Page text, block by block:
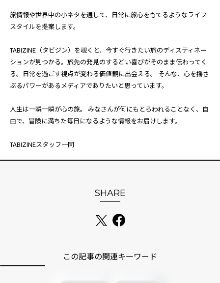
旅情報や世界中の小ネタを通して、日常に旅心をもてるようなライフ
スタイルを提案します。
TABIZINE（タビジン）を覗くと、今すぐ行きたい旅のディスティネー
ションが見つかる。旅先の発見のするどい喜びがそのまま伝わってく
る。日常を過ごす視点が変わる価値観に出会える。 そんな、心を揺さ
ぶるパワーがあるメディアでありたいと思っています。
人生は一瞬一瞬が心の旅。 みなさんが何にもとらわれることなく、自
由で、冒険に満ちた毎日になるような情報をお届けします。
TABIZINEスタッフ一同
SHARE
この記事の関連キーワード